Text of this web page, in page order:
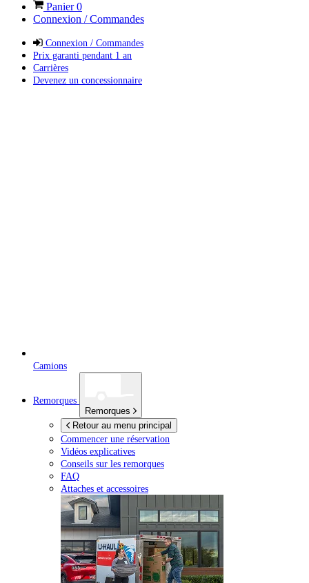
Panier0
Connexion / Commandes
Connexion / Commandes
Prix garanti pendant 1 an
Carrières
Devenez un concessionnaire
Camions
Remorques
Remorques
Retour au menu principal
Commencer une réservation
Vidéos explicatives
Conseils sur les remorques
FAQ
Attaches et accessoires